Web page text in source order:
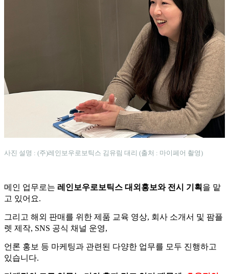
사진 설명 : (주)레인보우로보틱스 김유림 대리 (출처 : 마이페어 촬영)
메인 업무로는 레인보우로보틱스 대외홍보와 전시 기획 을 맡
고 있어요.
그리고 해외 판매를 위한 제품 교육 영상, 회사 소개서 및 팜플
렛 제작, SNS 공식 채널 운영,
언론 홍보 등 마케팅과 관련된 다양한 업무를 모두 진행하고
있습니다.